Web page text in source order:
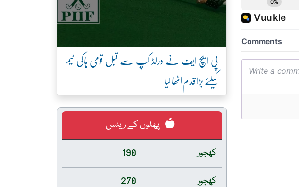
پی ایچ ایف نے ورلڈ کپ سے قبل قومی ہاکی ٹیم
کیلئے بڑا قدم اٹھا لیا
پھلوں کے ریٹس
کھجور
190
کھجور
270